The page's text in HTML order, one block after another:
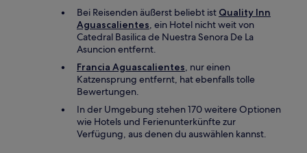
Bei Reisenden äußerst beliebt ist Quality Inn
Aguascalientes, ein Hotel nicht weit von
Catedral Basilica de Nuestra Senora De La
Asuncion entfernt.
Francia Aguascalientes, nur einen
Katzensprung entfernt, hat ebenfalls tolle
Bewertungen.
In der Umgebung stehen 170 weitere Optionen
wie Hotels und Ferienunterkünfte zur
Verfügung, aus denen du auswählen kannst.